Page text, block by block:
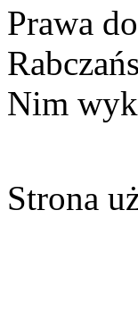
Prawa
Nim
Strona